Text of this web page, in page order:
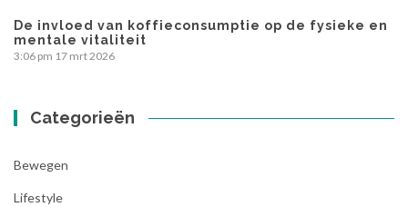
De invloed van koffieconsumptie op de fysieke en
mentale vitaliteit
3:06 pm 17 mrt 2026
Categorieën
Bewegen
Lifestyle